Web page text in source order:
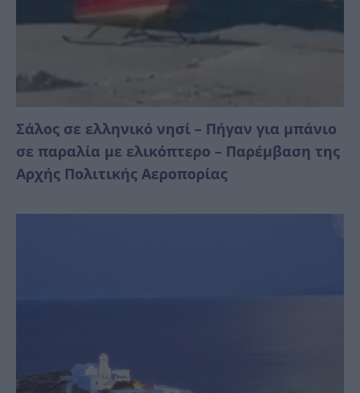
Σάλος σε ελληνικό νησί – Πήγαν για μπάνιο
σε παραλία με ελικόπτερο – Παρέμβαση της
Αρχής Πολιτικής Αεροπορίας